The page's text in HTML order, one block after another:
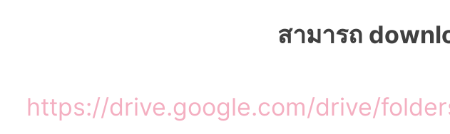
สามารถ
https://drive.google.com/drive/